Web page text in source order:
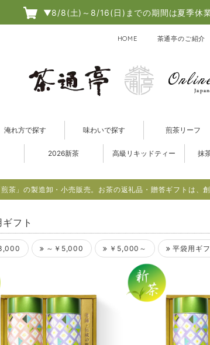
▼8/8(土)～8/16(日)までの期間は夏季休業
HOME 茶通亭のご紹介
淹れ方で探す 味わいで探す 煎茶リーフ
2026新茶 高級リキッドティー 抹
煎茶」の製造卸・小売販売。お茶の返礼品・贈答ギフトは、
フト
～￥5,000 ￥5,000～ 平袋用ギ